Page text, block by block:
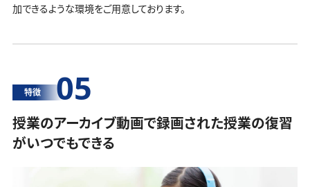
加できるような環境をご用意しております。
特徴 05
授業のアーカイブ動画で録画された授業の復習
がいつでもできる